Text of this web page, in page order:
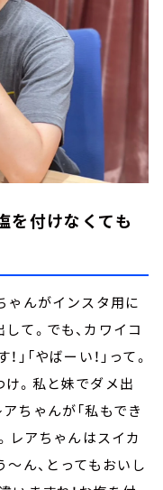
を付けなくても
ゃんがインスタ用に
て。でも、カワイコ
「やばーい！」って。
。私と妹でダメ出
ちゃんが「私もでき
レアちゃんはスイカ
～ん、とってもおいし